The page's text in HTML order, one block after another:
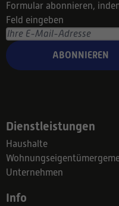
Formular abonnieren,
Feld eingeben
ABONNIEREN
Dienstleistungen
Haushalte
Unternehmen
Info